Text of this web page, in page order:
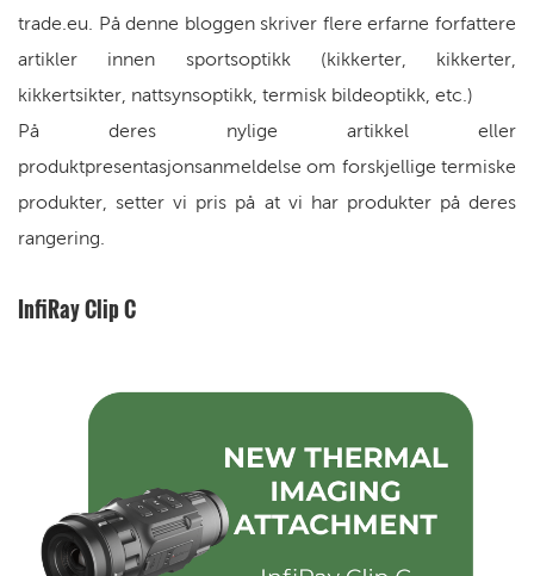
trade.eu. På denne bloggen skriver flere erfarne forfattere
artikler innen sportsoptikk (kikkerter, kikkerter,
kikkertsikter, nattsynsoptikk, termisk bildeoptikk, etc.)
På deres nylige artikkel eller
produktpresentasjonsanmeldelse om forskjellige termiske
produkter, setter vi pris på at vi har produkter på deres
rangering.
InfiRay Clip C